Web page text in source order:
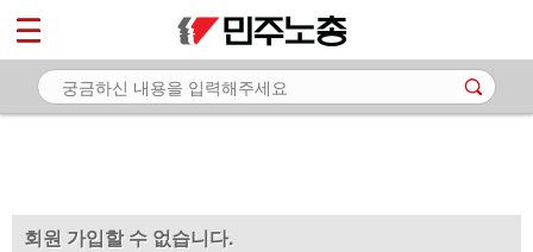
회원 가입할 수 없습니다.
마이페이지
소개
자료